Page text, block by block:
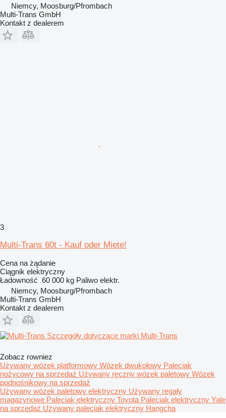
Niemcy, Moosburg/Pfrombach
Multi-Trans GmbH
Kontakt z dealerem
3
Multi-Trans 60t - Kauf oder Miete!
Cena na żądanie
Ciągnik elektryczny
Ładowność 60 000 kg Paliwo elektr.
Niemcy, Moosburg/Pfrombach
Multi-Trans GmbH
Kontakt z dealerem
Szczegóły dotyczące marki Multi-Trans
Zobacz rowniez
Używany wózek platformowy Wózek dwukołowy Paleciak
nożycowy na sprzedaż Używany ręczny wózek paletowy Wózek
podnośnikowy na sprzedaż
Używany wózek paletowy elektryczny Używany regały
magazynowe Paleciak elektryczny Toyota Paleciak elektryczny Yale
na sprzedaż Używany paleciak elektryczny Hangcha